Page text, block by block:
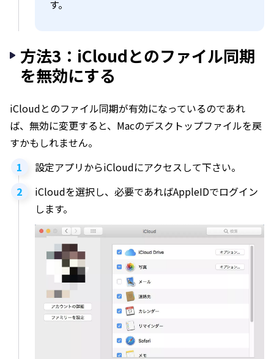
す。
方法3：iCloudとのファイル同期
を無効にする
iCloudとのファイル同期が有効になっているのであれ
ば、無効に変更すると、Macのデスクトップファイルを戻
すかもしれません。
設定アプリからiCloudにアクセスして下さい。
iCloudを選択し、必要であればAppleIDでログイン
します。